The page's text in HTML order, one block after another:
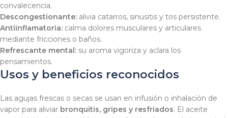
convalecencia.
Descongestionante: alivia catarros, sinusitis y tos persistente.
Antiinflamatoria: calma dolores musculares y articulares
mediante fricciones o baños.
Refrescante mental: su aroma vigoriza y aclara los
pensamientos.
Usos y beneficios reconocidos
Las agujas frescas o secas se usan en infusión o inhalación de
vapor para aliviar bronquitis, gripes y resfriados. El aceite